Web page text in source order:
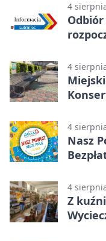
4
4
4
Nasz
4
Z